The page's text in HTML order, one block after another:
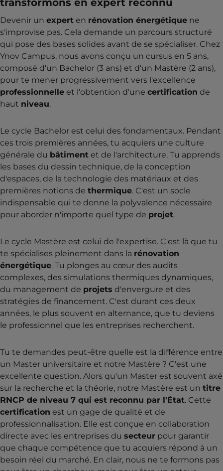
transformons en expert reconnu
Devenir un expert en rénovation énergétique ne
s'improvise pas. Cela demande un parcours structuré
qui pose des bases solides avant de se spécialiser. Chez
Ynov Campus, nous avons conçu un cursus en 5 ans,
composé d'un Bachelor (3 ans) et d'un Mastère (2 ans),
pour te mener progressivement vers l'excellence
professionnelle et l'obtention d'une certification de
haut niveau.
Le cycle Bachelor est celui des fondamentaux. Pendant
ces trois premières années, tu acquiers une culture
générale du bâtiment et de l'architecture. Tu apprends
les bases du dessin technique, de la conception
d'espaces, de la technologie des matériaux et des
premières notions de thermique. C'est un socle
indispensable qui te donne la polyvalence nécessaire
pour aborder n'importe quel type de projet.
Le cycle Mastère est celui de l'expertise. C'est là que tu
te spécialises pleinement dans la rénovation
énergétique. Tu plonges au cœur des audits
complexes, des simulations thermiques dynamiques,
du management de projets d'envergure et des
stratégies de financement. C'est durant ces deux
années, le plus souvent en alternance, que tu deviens
le professionnel que les entreprises recherchent.
Tu te demandes peut-être quelle est la différence entre
un Master universitaire et notre Mastère ? C'est une
excellente question. Alors qu'un Master est souvent axé
sur la recherche et la théorie, notre Mastère est un titre
RNCP de niveau 7 qui est reconnu par l'État. Cette
certification est un gage de qualité et de
professionnalisation. Elle est conçue en collaboration
directe avec les entreprises du secteur pour garantir
que chaque compétence que tu acquiers répond à un
besoin réel du marché. En clair, nous ne te formons pas